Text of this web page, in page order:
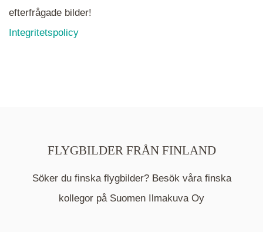
Mappen är en medelpunkt över fotat område och
kommer nu visa de fastigheter som finns just här.
efterfrågade bilder!
Integritetspolicy
FLYGBILDER FRÅN FINLAND
Söker du finska flygbilder? Besök våra finska
kollegor på Suomen Ilmakuva Oy